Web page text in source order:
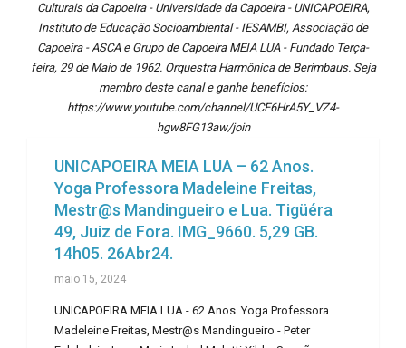
Culturais da Capoeira - Universidade da Capoeira - UNICAPOEIRA,
Instituto de Educação Socioambiental - IESAMBI, Associação de
Capoeira - ASCA e Grupo de Capoeira MEIA LUA - Fundado Terça-
feira, 29 de Maio de 1962. Orquestra Harmônica de Berimbaus. Seja
membro deste canal e ganhe benefícios:
https://www.youtube.com/channel/UCE6HrA5Y_VZ4-
hgw8FG13aw/join
UNICAPOEIRA MEIA LUA – 62 Anos.
Yoga Professora Madeleine Freitas,
Mestr@s Mandingueiro e Lua. Tigüéra
49, Juiz de Fora. IMG_9660. 5,29 GB.
14h05. 26Abr24.
maio 15, 2024
UNICAPOEIRA MEIA LUA - 62 Anos. Yoga Professora
Madeleine Freitas, Mestr@s Mandingueiro - Peter